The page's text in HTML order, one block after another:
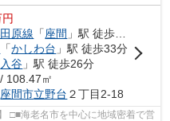
円
原線 「座間 」駅 徒歩14分
「かしわ台 」駅 徒歩33分
入谷 」駅 徒歩26分
108.47㎡
座間市立野台 ２丁目2-18
□■海老名市を中心に地域密着で営